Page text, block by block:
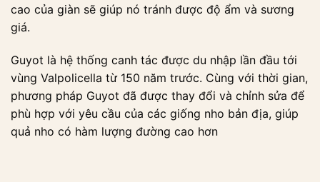
cao của giàn sẽ giúp nó tránh được độ ẩm và sương
giá.
Guyot là hệ thống canh tác được du nhập lần đầu tới
vùng Valpolicella từ 150 năm trước. Cùng với thời gian,
phương pháp Guyot đã được thay đổi và chỉnh sửa để
phù hợp với yêu cầu của các giống nho bản địa, giúp
quả nho có hàm lượng đường cao hơn